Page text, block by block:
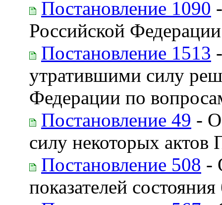
Постановление 1090
Российской Федерации
Постановление 1513
утратившими силу
Федерации по
Постановление 49 -
силу некоторых актов
Постановление 508 -
показателей